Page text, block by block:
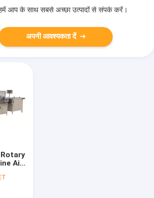
आप के साथ सबसे अच्छा उत्पादों से संपर्क करें।
अपनी आवश्यकता दें
Air